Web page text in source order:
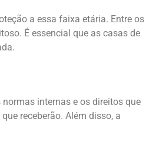
a essa faixa etária. Entre os
É essencial que as casas de
internas e os direitos que
receberão. Além disso, a